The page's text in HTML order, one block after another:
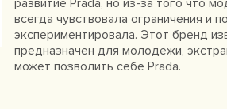
развитие Prada, но из-за того что
всегда чувствовала ограничения и
экспериментировала. Этот бренд
предназначен для молодежи,
может позволить себе Prada.